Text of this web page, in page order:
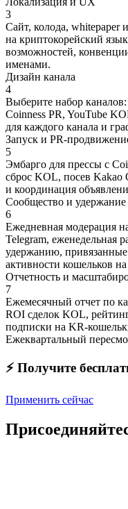
3
Сайт, колода, whitepaper
на криптокорейский
возможностей,
именами.
Дизайн канала
4
Выберите набор
Coinness PR, YouTube
для каждого канала и
Запуск и PR-
5
Эмбарго для прессы с
сброс KOL, посев Kakao
и координация
Сообщество и удержание
6
Ежедневная модерация
Telegram, еженедельная
удержанию,
активности кошельков
Отчетность и
7
Ежемесячный отчет по
ROI сделок KOL,
подписки на KR-
Ежеквартальный
⚡️ Получите
Применить сейчас